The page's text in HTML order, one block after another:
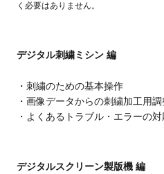
く必要はありません。
デジタル刺繍ミシン 編
刺繍のための基本操作
画像データからの刺繍加工用調
よくあるトラブル・エラーの対
デジタルスクリーン製版機 編